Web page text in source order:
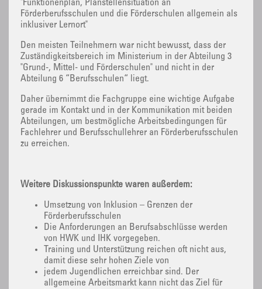
"Funktionenplan, Planstellensituation an
Förderberufsschulen und die Förderschulen allgemein als
inklusiver Lernort"
Den meisten Teilnehmern war nicht bewusst, dass der
Zuständigkeitsbereich im Ministerium in der Abteilung 3
"Grund-, Mittel- und Förderschulen" und nicht in der
Abteilung 6 “Berufsschulen“ liegt.
Daher übernimmt die Fachgruppe eine wichtige Aufgabe
gerade im Kontakt und in der Kommunikation mit beiden
Abteilungen, um bestmögliche Arbeitsbedingungen für
Fachlehrer und Berufsschullehrer an Förderberufsschulen
zu erreichen.
Weitere Diskussionspunkte waren außerdem:
Umsetzung von Inklusion – Grenzen der
Förderberufsschulen
Die Anforderungen an Berufsabschlüsse werden
von HWK und IHK vorgegeben.
Training und Unterstützung reichen oft nicht aus,
damit diese sehr hohen Ziele von
jedem Jugendlichen erreichbar sind. Der
allgemeine Arbeitsmarkt kann nicht das Ziel für